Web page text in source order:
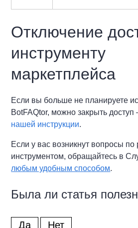
Отключение
инструменту
маркетплейса
Если вы больше не планируете
BotFAQtor, можно закрыть
нашей инструкции.
Если у вас возникнут вопросы по
инструментом, обращайтесь в
любым удобным способом.
Была ли статья
Да Нет